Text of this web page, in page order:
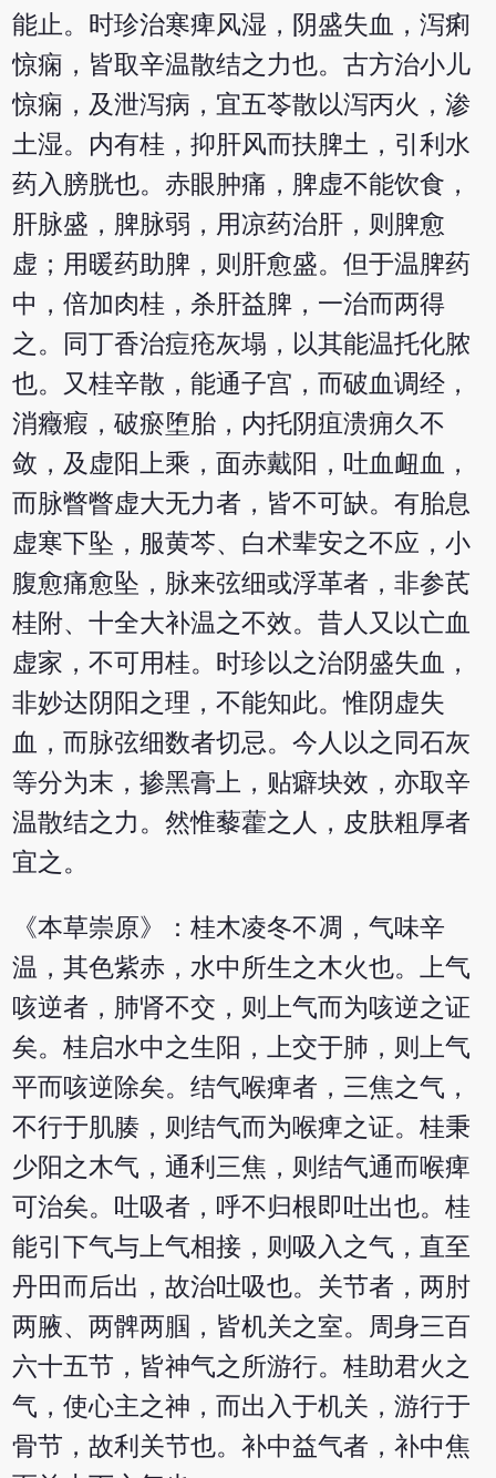
能止。时珍治寒痺风湿，阴盛失血，泻痢
惊痫，皆取辛温散结之力也。古方治小儿
惊痫，及泄泻病，宜五苓散以泻丙火，渗
土湿。内有桂，抑肝风而扶脾土，引利水
药入膀胱也。赤眼肿痛，脾虚不能饮食，
肝脉盛，脾脉弱，用凉药治肝，则脾愈
虚；用暖药助脾，则肝愈盛。但于温脾药
中，倍加肉桂，杀肝益脾，一治而两得
之。同丁香治痘疮灰塌，以其能温托化脓
也。又桂辛散，能通子宫，而破血调经，
消癥瘕，破瘀堕胎，内托阴疽溃痈久不
敛，及虚阳上乘，面赤戴阳，吐血衄血，
而脉瞥瞥虚大无力者，皆不可缺。有胎息
虚寒下坠，服黄芩、白术辈安之不应，小
腹愈痛愈坠，脉来弦细或浮革者，非参芪
桂附、十全大补温之不效。昔人又以亡血
虚家，不可用桂。时珍以之治阴盛失血，
非妙达阴阳之理，不能知此。惟阴虚失
血，而脉弦细数者切忌。今人以之同石灰
等分为末，掺黑膏上，贴癖块效，亦取辛
温散结之力。然惟藜藿之人，皮肤粗厚者
宜之。
《本草崇原》：桂木凌冬不凋，气味辛
温，其色紫赤，水中所生之木火也。上气
咳逆者，肺肾不交，则上气而为咳逆之证
矣。桂启水中之生阳，上交于肺，则上气
平而咳逆除矣。结气喉痺者，三焦之气，
不行于肌腠，则结气而为喉痺之证。桂秉
少阳之木气，通利三焦，则结气通而喉痺
可治矣。吐吸者，呼不归根即吐出也。桂
能引下气与上气相接，则吸入之气，直至
丹田而后出，故治吐吸也。关节者，两肘
两腋、两髀两腘，皆机关之室。周身三百
六十五节，皆神气之所游行。桂助君火之
气，使心主之神，而出入于机关，游行于
骨节，故利关节也。补中益气者，补中焦